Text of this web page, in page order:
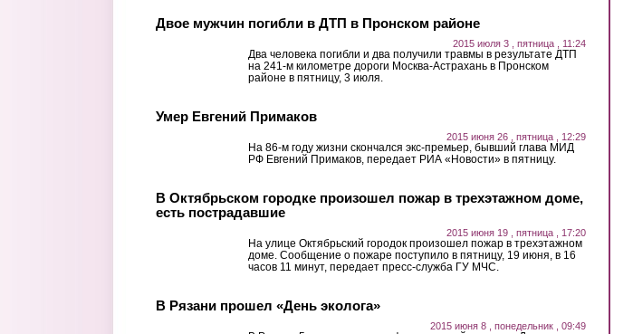
Двое мужчин погибли в ДТП в Пронском районе
2015 июля 3 , пятница , 11:24
Два человека погибли и два получили травмы в результате ДТП
на 241-м километре дороги Москва-Астрахань в Пронском
районе в пятницу, 3 июля.
Умер Евгений Примаков
2015 июня 26 , пятница , 12:29
На 86-м году жизни скончался экс-премьер, бывший глава МИД
РФ Евгений Примаков, передает РИА «Новости» в пятницу.
В Октябрьском городке произошел пожар в трехэтажном доме,
есть пострадавшие
2015 июня 19 , пятница , 17:20
На улице Октябрьский городок произошел пожар в трехэтажном
доме. Сообщение о пожаре поступило в пятницу, 19 июня, в 16
часов 11 минут, передает пресс-служба ГУ МЧС.
В Рязани прошел «День эколога»
2015 июня 8 , понедельник , 09:49